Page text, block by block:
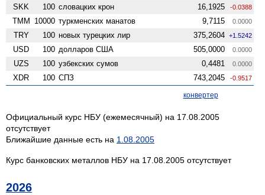
SKK 100 словацких крон 16,1925 -0.0388
TMM 10000 туркменских манатов 9,7115 0.0000
TRY 100 новых турецких лир 375,2604 +1.5242
USD 100 долларов США 505,0000 0.0000
UZS 100 узбекских сумов 0,4481 0.0000
XDR 100 СПЗ 743,2045 -0.9517
конвертер
Официальный курс НБУ (ежемесячный) на 17.08.2005
отсутствует
Ближайшие данные есть на 1.08.2005
Курс банковских металлов НБУ на 17.08.2005 отсутствует
2026